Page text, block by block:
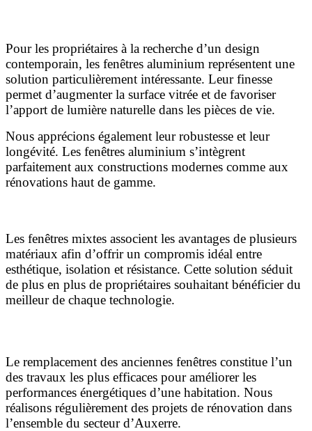
Pour les propriétaires à la recherche d’un design
contemporain, les fenêtres aluminium représentent une
solution particulièrement intéressante. Leur finesse
permet d’augmenter la surface vitrée et de favoriser
l’apport de lumière naturelle dans les pièces de vie.
Nous apprécions également leur robustesse et leur
longévité. Les fenêtres aluminium s’intègrent
parfaitement aux constructions modernes comme aux
rénovations haut de gamme.
Les fenêtres mixtes associent les avantages de plusieurs
matériaux afin d’offrir un compromis idéal entre
esthétique, isolation et résistance. Cette solution séduit
de plus en plus de propriétaires souhaitant bénéficier du
meilleur de chaque technologie.
Le remplacement des anciennes fenêtres constitue l’un
des travaux les plus efficaces pour améliorer les
performances énergétiques d’une habitation. Nous
réalisons régulièrement des projets de rénovation dans
l’ensemble du secteur d’Auxerre.